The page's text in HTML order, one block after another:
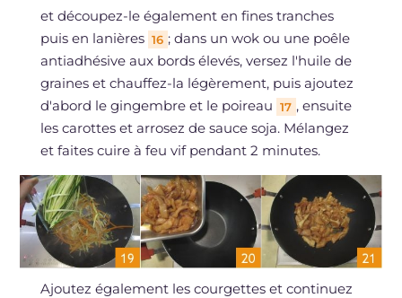
et découpez-le également en fines tranches
puis en lanières 16 ; dans un wok ou une poêle
antiadhésive aux bords élevés, versez l'huile de
graines et chauffez-la légèrement, puis ajoutez
d'abord le gingembre et le poireau 17 , ensuite
les carottes et arrosez de sauce soja. Mélangez
et faites cuire à feu vif pendant 2 minutes.
Ajoutez également les courgettes et continuez